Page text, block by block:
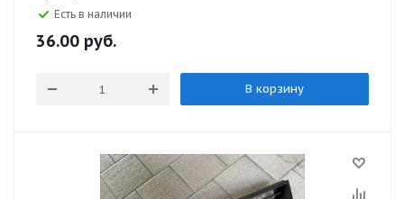
Есть в наличии
36.00 руб.
В корзину